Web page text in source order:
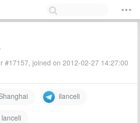
#17157, joined on 2012-02-27 14:27:00
ilanceli
lanceli